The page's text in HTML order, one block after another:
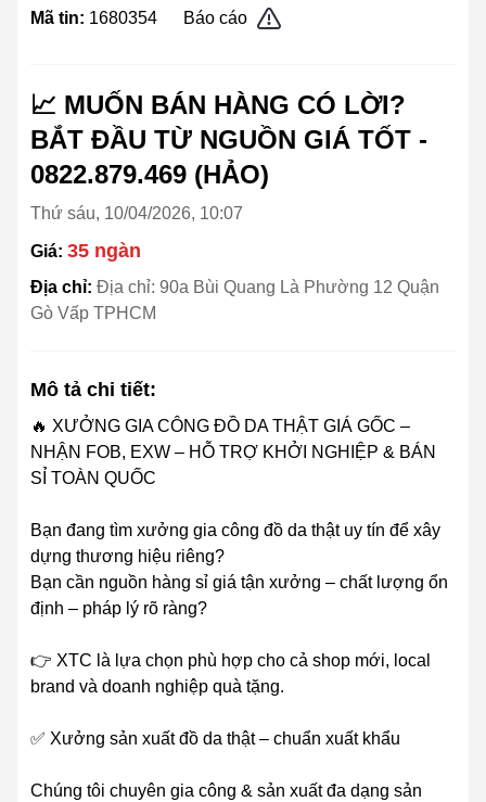
Mã tin: 1680354 Báo cáo
📈 MUỐN BÁN HÀNG CÓ LỜI?
BẮT ĐẦU TỪ NGUỒN GIÁ TỐT -
0822.879.469 (HẢO)
Thứ sáu, 10/04/2026, 10:07
Giá: 35 ngàn
Địa chỉ: Địa chỉ: 90a Bùi Quang Là Phường 12 Quận
Gò Vấp TPHCM
Mô tả chi tiết:
🔥 XƯỞNG GIA CÔNG ĐỒ DA THẬT GIÁ GỐC –
NHẬN FOB, EXW – HỖ TRỢ KHỞI NGHIỆP & BÁN
SỈ TOÀN QUỐC
Bạn đang tìm xưởng gia công đồ da thật uy tín để xây
dựng thương hiệu riêng?
Bạn cần nguồn hàng sỉ giá tận xưởng – chất lượng ổn
định – pháp lý rõ ràng?
👉 XTC là lựa chọn phù hợp cho cả shop mới, local
brand và doanh nghiệp quà tặng.
✅ Xưởng sản xuất đồ da thật – chuẩn xuất khẩu
Chúng tôi chuyên gia công & sản xuất đa dạng sản